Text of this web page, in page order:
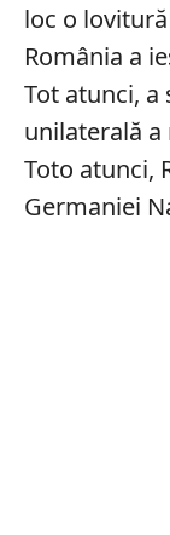
loc o
România a
Tot atunci, a
unilaterală
Toto atunci,
Germaniei